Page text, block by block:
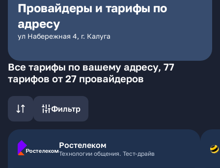
Провайдеры и тарифы по
адресу
ул Набережная 4, г. Калуга
Все тарифы по вашему адресу, 77
тарифов от 27 провайдеров
Фильтр
Ростелеком
Технологии общения. Тест-драйв